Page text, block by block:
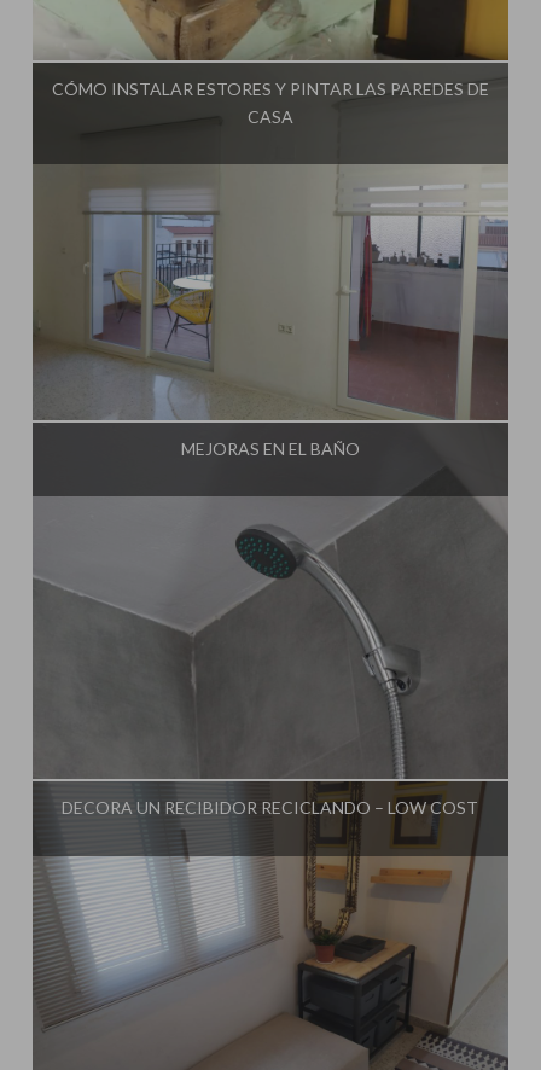
Influencer: Una Casa Diferente
CÓMO INSTALAR ESTORES Y PINTAR LAS PAREDES DE
CASA
Influencer: Una Casa Diferente
MEJORAS EN EL BAÑO
DECORA UN RECIBIDOR RECICLANDO – LOW COST